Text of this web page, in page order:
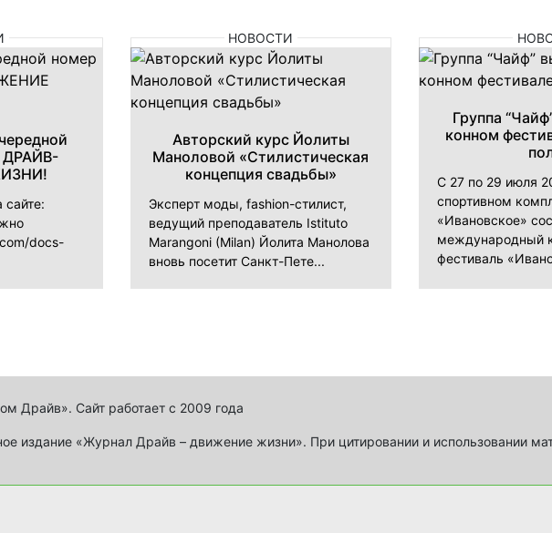
сайте:
docs-
НОВОСТИ
Авторский курс Йолиты
Маноловой «Стилистическая
концепция свадьбы»
Эксперт моды, fashion-стилист,
ведущий преподаватель Istituto
Marangoni (Milan) Йолита Манолова
вновь посетит Санкт-Пете...
Группа
конном
С 27 по 29 июля
спортивном
«Ивановское»
международный
фестиваль
Драйв». Сайт работает с 2009 года
издание «Журнал Драйв – движение жизни». При цитировании и использовании